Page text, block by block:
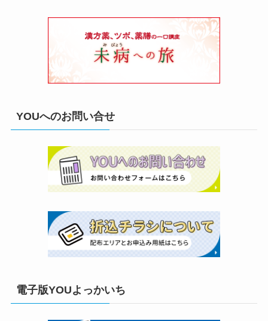
YOUへのお問い合せ
電子版YOUよっかいち